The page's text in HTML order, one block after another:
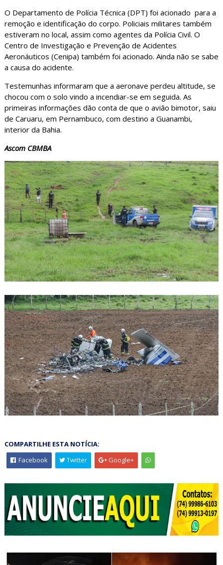
O Departamento de Polícia Técnica (DPT) foi acionado para a
remoção e identificação do corpo. Policiais militares também
estiveram no local, assim como agentes da Polícia Civil. O
Centro de Investigação e Prevenção de Acidentes
Aeronáuticos (Cenipa) também foi acionado. Ainda não se sabe
a causa do acidente.
Testemunhas informaram que a aeronave perdeu altitude, se
chocou com o solo vindo a incendiar-se em seguida. As
primeiras informações dão conta de que o avião bimotor, saiu
de Caruaru, em Pernambuco, com destino a Guanambi,
interior da Bahia.
Ascom CBMBA
COMPARTILHE ESTA NOTÍCIA:
Facebook
Twitter Google+